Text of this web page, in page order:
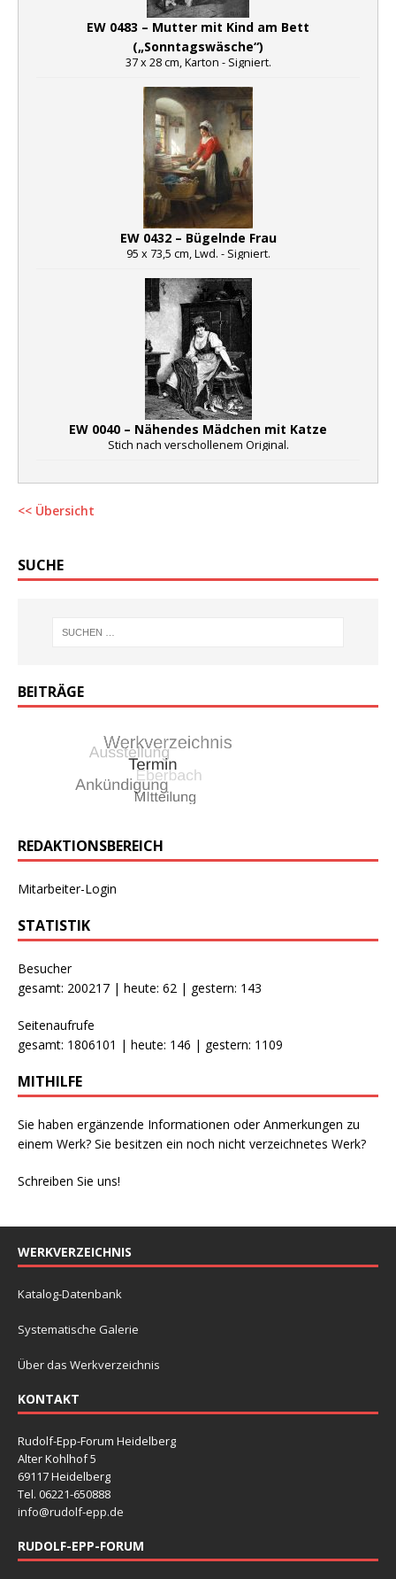
EW 0483 – Mutter mit Kind am Bett
(„Sonntagswäsche“)
37 x 28 cm, Karton - Signiert.
EW 0432 – Bügelnde Frau
95 x 73,5 cm, Lwd. - Signiert.
EW 0040 – Nähendes Mädchen mit Katze
Stich nach verschollenem Original.
<< Übersicht
SUCHE
BEITRÄGE
REDAKTIONSBEREICH
Mitarbeiter-Login
STATISTIK
Besucher
gesamt: 200217 | heute: 62 | gestern: 143
Seitenaufrufe
gesamt: 1806101 | heute: 146 | gestern: 1109
MITHILFE
Sie haben ergänzende Informationen oder Anmerkungen zu
einem Werk? Sie besitzen ein noch nicht verzeichnetes Werk?
Schreiben Sie uns!
WERKVERZEICHNIS
Katalog-Datenbank
Systematische Galerie
Über das Werkverzeichnis
KONTAKT
Rudolf-Epp-Forum Heidelberg
Alter Kohlhof 5
69117 Heidelberg
Tel. 06221-650888
info@rudolf-epp.de
RUDOLF-EPP-FORUM